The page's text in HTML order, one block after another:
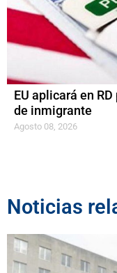
EU aplicará en
de inmigrante
Agosto 08, 2026
Noticias